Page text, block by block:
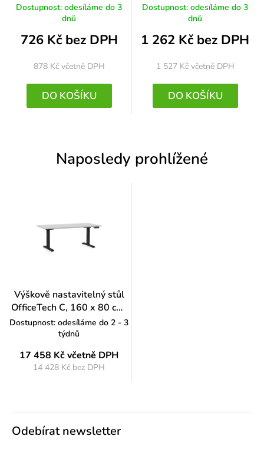
Dostupnost: odesíláme do 3
dnů
726 Kč bez DPH
878 Kč včetně DPH
DO KOŠÍKU
Dostupnost: odesíláme do 3
dnů
1 262 Kč bez DPH
1 527 Kč včetně DPH
DO KOŠÍKU
Naposledy prohlížené
Výškově nastavitelný stůl
OfficeTech C, 160 x 80 cm,
černá podnož, světle šedá
Dostupnost: odesíláme do 2 - 3
týdnů
17 458 Kčvčetně DPH
14 428 Kč bez DPH
Odebírat newsletter